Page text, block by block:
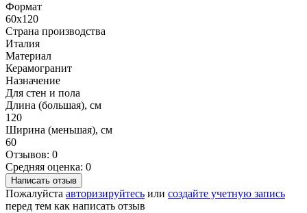
Формат
60x120
Страна производства
Италия
Материал
Керамогранит
Назначение
Для стен и пола
Длина (большая), см
120
Ширина (меньшая), см
60
Отзывов: 0
Средняя оценка: 0
Написать отзыв
Пожалуйста авторизируйтесь или создайте учетную запись
перед тем как написать отзыв